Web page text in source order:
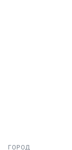
ГОРОД